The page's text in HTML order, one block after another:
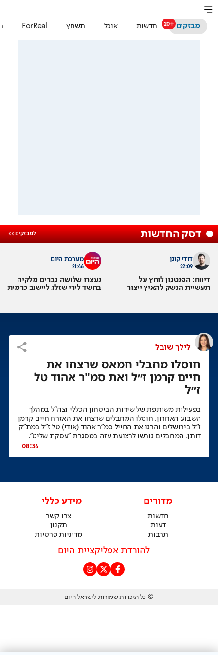
מבזקים חדשות אוכל תשחץ ForReal
דסק החדשות
דודי קוגן
22:09
דיווח: הפנטגון לוחץ על
תעשיית הנשק להאיץ ייצור
מערכת היום
21:46
נעצרו שלושה גברים מלקיה
בחשד לירי שזלג ליישוב כרמית
חוסלו מחבלי חמאס שרצחו את
חיים קרמן ז״ל ואת סמ"ר אהוד טל
ז״ל
לילך שובל
08:36
בפעילות משותפת של שירות הביטחון הכללי וצה״ל במהלך
השבוע האחרון, חוסלו המחבלים שרצחו את האזרח חיים קרמן
ז״ל בירושלים והרגו את החייל סמ"ר אהוד (אודי) טל ז״ל במת״ק
דותן. המחבלים גורשו לרצועת עזה במסגרת ״עסקת שליט״.
מדורים
חדשות
דעות
תרבות
מידע כללי
צרו קשר
תקנון
מדיניות פרטיות
להורדת אפליקציית היום
© כל הזכויות שמורות לישראל היום